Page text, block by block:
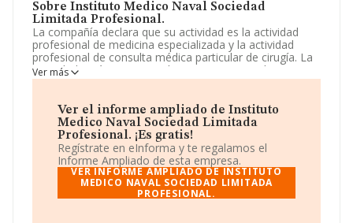
Sobre Instituto Medico Naval Sociedad
Limitada Profesional.
La compañía declara que su actividad es la actividad
profesional de medicina especializada y la actividad
profesional de consulta médica particular de cirugía. La
sociedad está inscrita en el Registro Mercantil como
Sociedad Limitada. Su actividad CNAE es 'Actividades de
no tiene actividad en mercados exteriores.
Ha contado con el mismo número de profesionales y
teniendo en cuenta la información disponible en
INFORMA, ha dispuesto de un número de empleados
por debajo de la media de sector.
La empresa españolaInstituto Medico Naval
Ver más
Ver el informe ampliado de Instituto
Medico Naval Sociedad Limitada
Profesional. ¡Es gratis!
Regístrate en eInforma y te regalamos el
Informe Ampliado de esta empresa.
VER INFORME AMPLIADO DE INSTITUTO
MEDICO NAVAL SOCIEDAD LIMITADA
PROFESIONAL.